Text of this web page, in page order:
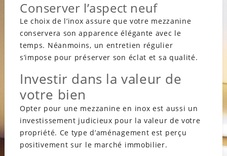
Conserver l’aspect neuf
Le choix de l’inox assure que votre mezzanine
conservera son apparence élégante avec le
temps. Néanmoins, un entretien régulier
s’impose pour préserver son éclat et sa qualité.
Investir dans la valeur de
votre bien
Opter pour une mezzanine en inox est aussi un
investissement judicieux pour la valeur de votre
propriété. Ce type d’aménagement est perçu
positivement sur le marché immobilier.